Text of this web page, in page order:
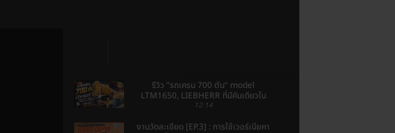
รีวิว ”รถเครน 700 ตัน“ model
LTM1650, LIEBHERR ที่มีคันเดียวใน
ประเทศไทย 🇹🇭🔥
12:14
งานวัดละเอียด [EP.3] : การใช้เวอร์เนียคา